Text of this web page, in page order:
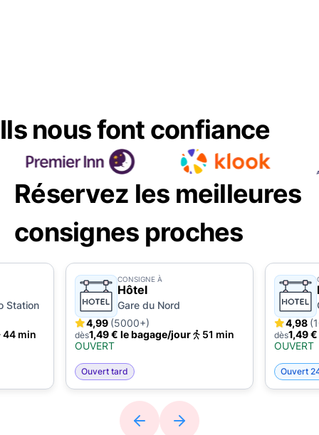
Ils nous font confiance
Réservez les meilleures
consignes proches
Station
44 min
CONSIGNE À
Hôtel
Gare du Nord
4,99 (5000+)
dès1,49 € le bagage/jour
51 min
OUVERT
Ouvert tard
4,98
dès1,49
OUVERT
Ouvert